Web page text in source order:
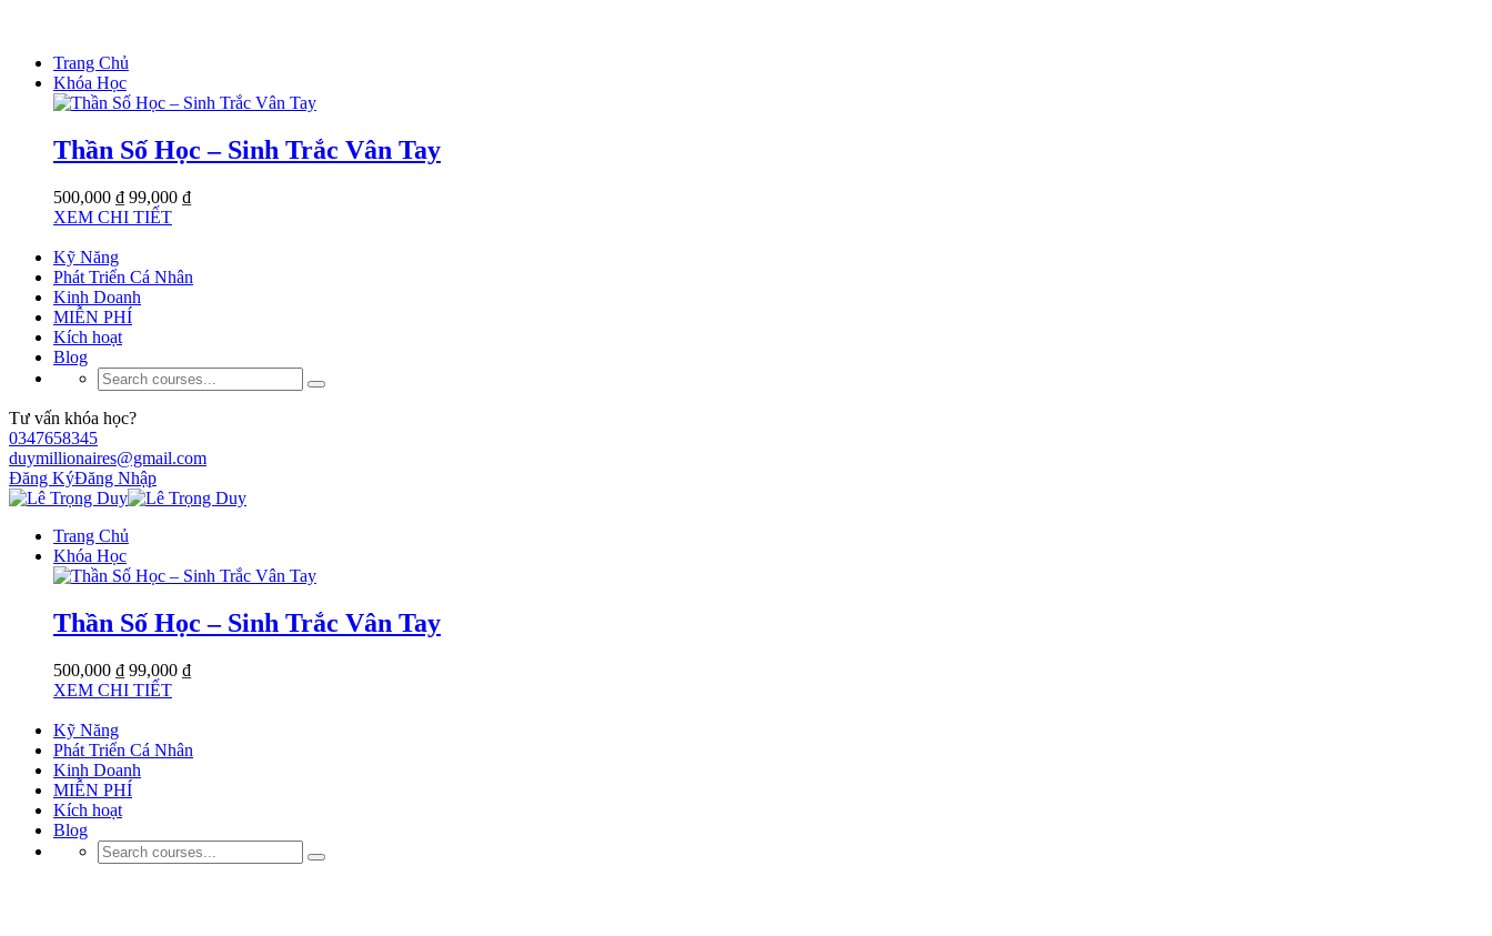
Trang Chủ
Khóa Học
Thần Số Học – Sinh Trắc Vân Tay
500,000 ₫ 99,000 ₫
XEM CHI TIẾT
Kỹ Năng
Phát Triển Cá Nhân
Kinh Doanh
MIỄN PHÍ
Kích hoạt
Blog
Tư vấn khóa học?
0347658345
duymillionaires@gmail.com
Đăng KýĐăng Nhập
Trang Chủ
Khóa Học
Thần Số Học – Sinh Trắc Vân Tay
500,000 ₫ 99,000 ₫
XEM CHI TIẾT
Kỹ Năng
Phát Triển Cá Nhân
Kinh Doanh
MIỄN PHÍ
Kích hoạt
Blog